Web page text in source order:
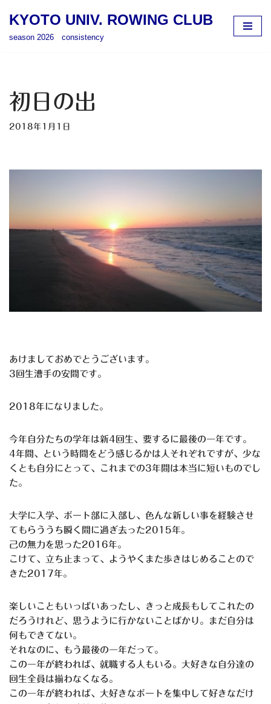
ツ
へ
KYOTO UNIV. ROWING CLUB
season 2026 consistency
初日の出
2018年1月1日
あけましておめでとうございます。
3回生漕手の安間です。
2018年になりました。
今年自分たちの学年は新4回生、要するに最後の一年です。
4年間、という時間をどう感じるかは人それぞれですが、少な
くとも自分にとって、これまでの3年間は本当に短いものでし
た。
大学に入学、ボート部に入部し、色んな新しい事を経験させ
てもらううち瞬く間に過ぎ去った2015年。
己の無力を思った2016年。
こけて、立ち止まって、ようやくまた歩きはじめることので
きた2017年。
楽しいこともいっぱいあったし、きっと成長もしてこれたの
だろうけれど、思うように行かないことばかり。まだ自分は
何もできてない。
それなのに、もう最後の一年だって。
この一年が終われば、就職する人もいる。大好きな自分達の
回生全員は揃わなくなる。
この一年が終われば、大好きなボートを集中して好きなだけ